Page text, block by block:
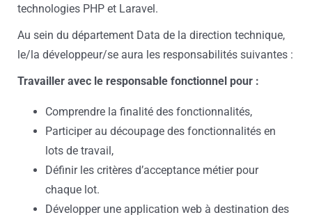
technologies PHP et Laravel.
Au sein du département Data de la direction technique,
le/la développeur/se aura les responsabilités suivantes :
Travailler avec le responsable fonctionnel pour :
Comprendre la finalité des fonctionnalités,
Participer au découpage des fonctionnalités en
lots de travail,
Définir les critères d’acceptance métier pour
chaque lot.
Développer une application web à destination des